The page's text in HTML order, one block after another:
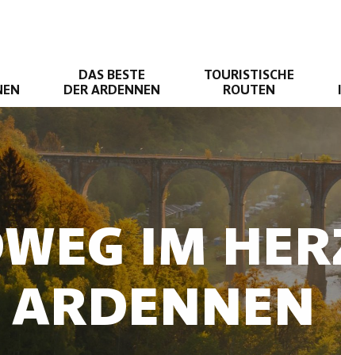
DAS BESTE
DER ARDENNEN
TOURISTISCHE
ROUTEN
IM
ARDENNEN